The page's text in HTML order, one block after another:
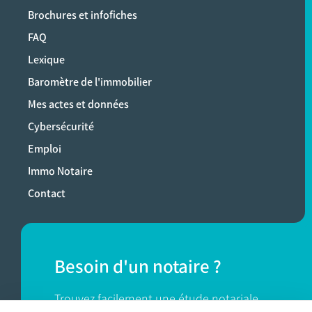
Brochures et infofiches
FAQ
Lexique
Baromètre de l'immobilier
Mes actes et données
Cybersécurité
Emploi
Immo Notaire
Contact
Besoin d'un notaire ?
Trouvez facilement une étude notariale